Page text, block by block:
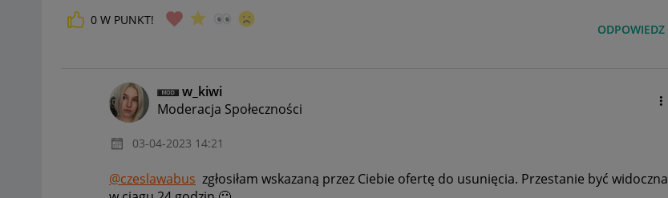
0 W PUNKT!
ODPOWIEDZ
w_kiwi
Moderacja Społeczności
‎03-04-2023 14:21
@czeslawabus zgłosiłam wskazaną przez Ciebie ofertę do usunięcia. Przestanie być widoczna